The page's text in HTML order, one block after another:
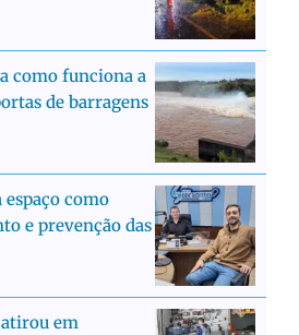
como funciona a
de barragens
como
e prevenção das
atirou em